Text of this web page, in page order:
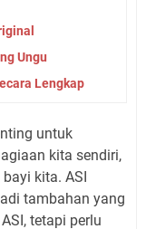
Ungu
Lengkap
untuk
kita sendiri,
kita. ASI
tambahan yang
tetapi perlu